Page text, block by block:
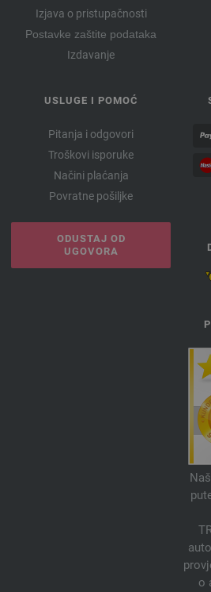
Izjava o pristupačnosti
Postavke zaštite podataka
Izdavanje
USLUGE I POMOĆ
Pitanja i odgovori
Troškovi isporuke
Načini plaćanja
Povratne pošiljke
ODUSTAJ OD
UGOVORA
o